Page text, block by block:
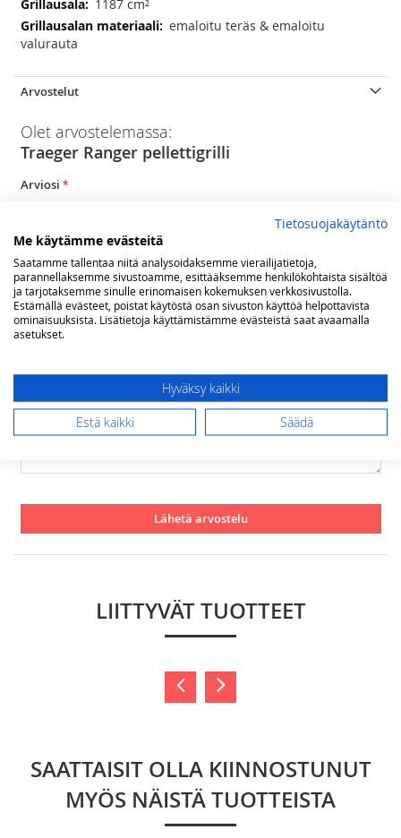
1187 cm²
emaloitu teräs & emaloitu
valurauta
Arvostelut
Olet arvostelemassa:
Traeger Ranger pellettigrilli
Arviosi
1
star
2
stars
3
stars
4
stars
5
stars
Nimimerkki
Yhteenveto
Lähetä arvostelu
LIITTYVÄT TUOTTEET
SAATTAISIT OLLA KIINNOSTUNUT
MYÖS NÄISTÄ TUOTTEISTA
Tietosuojakäytäntö
Me käytämme evästeitä
Saatamme tallentaa niitä analysoidaksemme vierailijatietoja,
parannellaksemme sivustoamme, esittääksemme henkilökohtaista sisältöä
ja tarjotaksemme sinulle erinomaisen kokemuksen verkkosivustolla.
Estämällä evästeet, poistat käytöstä osan sivuston käyttöä helpottavista
ominaisuuksista. Lisätietoja käyttämistämme evästeistä saat avaamalla
asetukset.
Hyväksy kaikki
Estä kaikki Säädä